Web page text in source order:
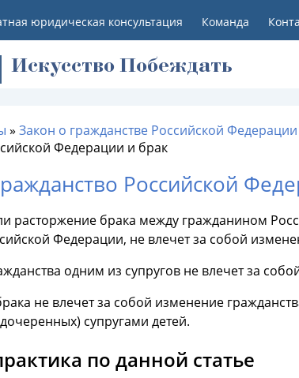
юридическая консультация Команда
Искусство Побеждать
» Закон о гражданстве Российской Федерации
Федерации и брак
Российской
расторжение брака между гражданином
Федерации, не влечет за собой
одним из супругов не влечет за
не влечет за собой изменение
супругами детей.
по данной статье